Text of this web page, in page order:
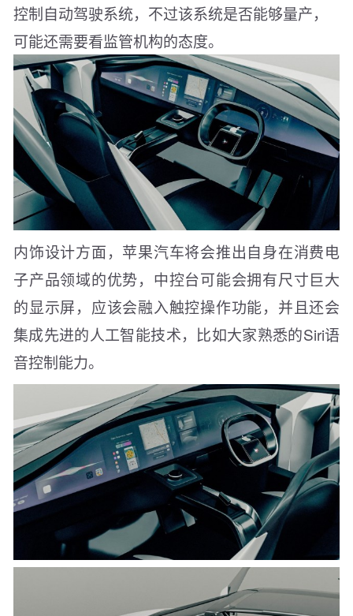
控制自动驾驶系统，不过该系统是否能够量产，
可能还需要看监管机构的态度。
内饰设计方面，苹果汽车将会推出自身在消费电
子产品领域的优势，中控台可能会拥有尺寸巨大
的显示屏，应该会融入触控操作功能，并且还会
集成先进的人工智能技术，比如大家熟悉的Siri语
音控制能力。